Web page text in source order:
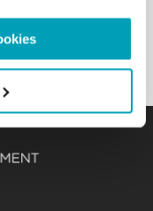
le document